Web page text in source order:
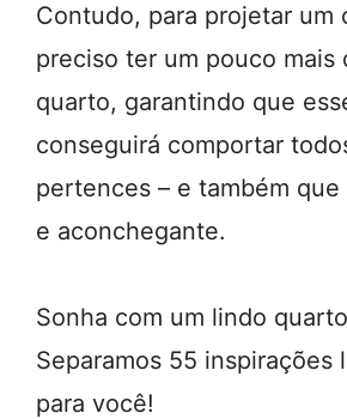
Contudo, para projetar um
preciso ter um pouco mais
quarto, garantindo que
conseguirá comportar
pertences – e também
e aconchegante.
Sonha com um lindo
Separamos 55 inspirações
para você!